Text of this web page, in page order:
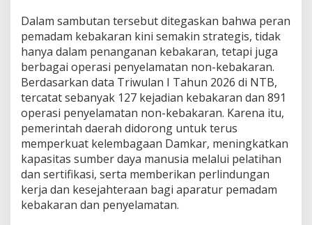
‎Dalam sambutan tersebut ditegaskan bahwa peran
pemadam kebakaran kini semakin strategis, tidak
hanya dalam penanganan kebakaran, tetapi juga
berbagai operasi penyelamatan non-kebakaran.
Berdasarkan data Triwulan I Tahun 2026 di NTB,
tercatat sebanyak 127 kejadian kebakaran dan 891
operasi penyelamatan non-kebakaran. Karena itu,
pemerintah daerah didorong untuk terus
memperkuat kelembagaan Damkar, meningkatkan
kapasitas sumber daya manusia melalui pelatihan
dan sertifikasi, serta memberikan perlindungan
kerja dan kesejahteraan bagi aparatur pemadam
kebakaran dan penyelamatan.